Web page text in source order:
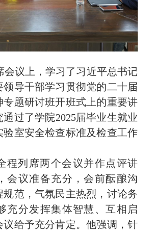
会议上，学习了习近平总书记
领导干部学习贯彻党的二十届
专题研讨班开班式上的重要讲
通过了学院2025届毕业生就业
验室安全检查标准及检查工作
程列席两个会议并作点评讲
会议准备充分，会前酝酿沟
规范，气氛民主热烈，讨论务
充分发挥集体智慧、互相启
议给予充分肯定。他强调，针